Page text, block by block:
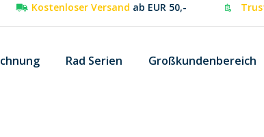
Kostenloser Versand ab EUR 50,-
Rad Serien Großkundenbereich